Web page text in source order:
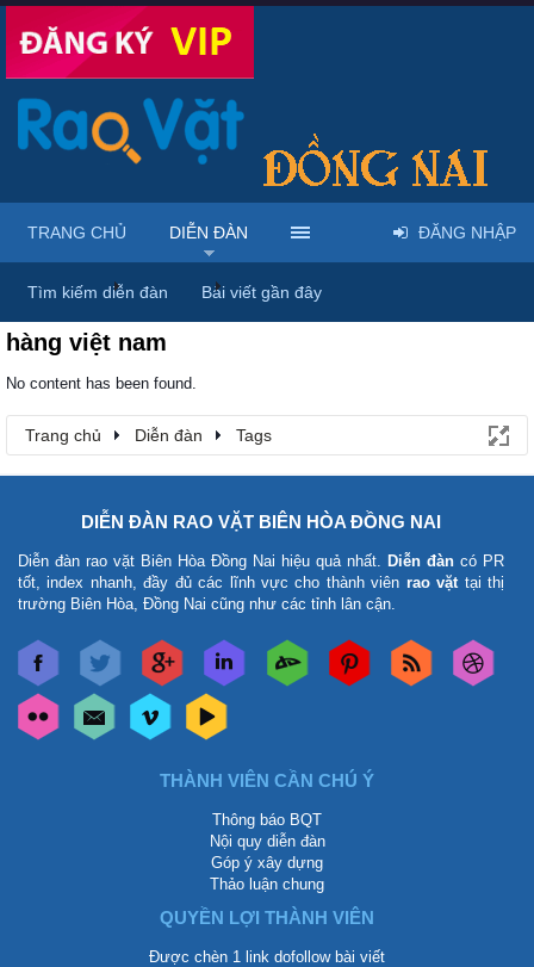
Trang chủ Diễn đàn Tags
hàng việt nam
No content has been found.
Trang chủ Diễn đàn Tags
TRANG CHỦ DIỄN ĐÀN
Tìm kiếm diễn đàn Bài viết gần đây
ĐĂNG NHẬP
DIỄN ĐÀN RAO VẶT BIÊN HÒA ĐỒNG NAI
Diễn đàn rao vặt Biên Hòa Đồng Nai hiệu quả nhất. Diễn đàn có PR
tốt, index nhanh, đầy đủ các lĩnh vực cho thành viên rao vặttại thị
trường Biên Hòa, Đồng Nai cũng như các tỉnh lân cận.
THÀNH VIÊN CẦN CHÚ Ý
Thông báo BQT
Nội quy diễn đàn
Góp ý xây dựng
Thảo luận chung
QUYỀN LỢI THÀNH VIÊN
Được chèn 1 link dofollow bài viết